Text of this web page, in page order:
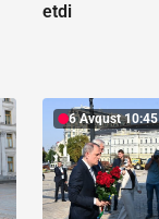
etdi
6 Avqust 10:45